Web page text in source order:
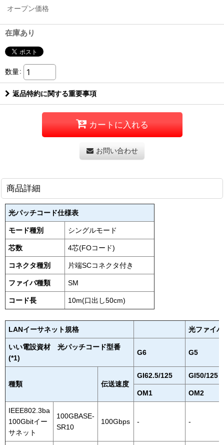
オープン価格
在庫あり
数量:
返品特約に関する重要事項
カートに入れる
お問い合わせ
商品詳細
光パッチコード仕様表
モード種別 シングルモード
芯数 4芯(FOコード)
コネクタ種別 片端SCコネクタ付き
ファイバ種類 SM
コード長 10m(口出し50cm)
LANイーサネット規格 光ファイ
いい電設資材 光パッチコード型番
(*1)
G6 G5
種類 伝送速度
GI62.5/125 GI50/125
OM1 OM2
IEEE802.3ba
100Gbitイー
サネット
100GBASE-
SR10
100Gbps - -